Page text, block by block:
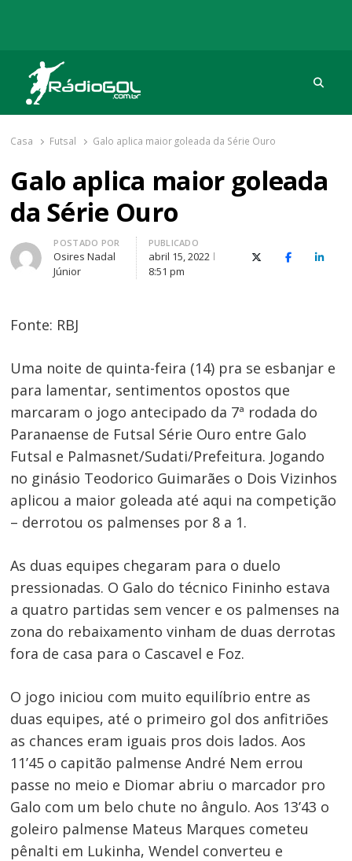
Rádio Gol
Há mais de 20 anos com as melhores coberturas
Casa Futsal Galo aplica maior goleada da Série Ouro
Galo aplica maior goleada
da Série Ouro
Autor
POSTADO POR
Osires Nadal
Júnior
PUBLICADO
abril 15, 2022
8:51 pm
X (Twitter)Facebook
O
Fonte: RBJ
Uma noite de quinta-feira (14) pra se esbanjar e
para lamentar, sentimentos opostos que
marcaram o jogo antecipado da 7ª rodada do
Paranaense de Futsal Série Ouro entre Galo
Futsal e Palmasnet/Sudati/Prefeitura. Jogando
no ginásio Teodorico Guimarães o Dois Vizinhos
aplicou a maior goleada até aqui na competição
– derrotou os palmenses por 8 a 1.
As duas equipes chegaram para o duelo
pressionadas. O Galo do técnico Fininho estava
a quatro partidas sem vencer e os palmenses na
zona do rebaixamento vinham de duas derrotas
fora de casa para o Cascavel e Foz.
O jogo iniciou com muito equilíbrio entre as
duas equipes, até o primeiro gol dos anfitriões
as chances eram iguais pros dois lados. Aos
11’45 o capitão palmense André Nem errou
passe no meio e Diomar abriu o marcador pro
Galo com um belo chute no ângulo. Aos 13’43 o
goleiro palmense Mateus Marques cometeu
pênalti em Lukinha, Wendel converteu e